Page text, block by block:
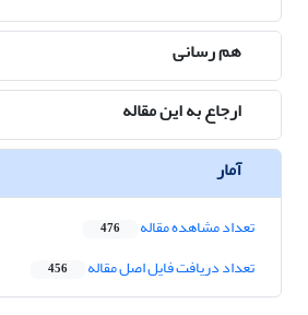
هم رسانی
ارجاع به این مقاله
آمار
تعداد مشاهده مقاله 476
تعداد دریافت فایل اصل مقاله 456